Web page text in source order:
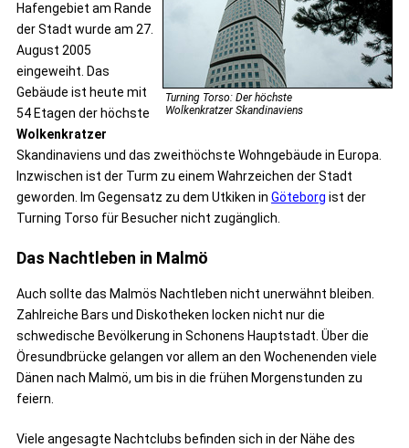
Turning Torso: Der höchste
Wolkenkratzer Skandinaviens
Hafengebiet am Rande
der Stadt wurde am 27.
August 2005
eingeweiht. Das
Gebäude ist heute mit
54 Etagen der höchste
Wolkenkratzer
Skandinaviens und das zweithöchste Wohngebäude in Europa.
Inzwischen ist der Turm zu einem Wahrzeichen der Stadt
geworden. Im Gegensatz zu dem Utkiken in Göteborg ist der
Turning Torso für Besucher nicht zugänglich.
Das Nachtleben in Malmö
Auch sollte das Malmös Nachtleben nicht unerwähnt bleiben.
Zahlreiche Bars und Diskotheken locken nicht nur die
schwedische Bevölkerung in Schonens Hauptstadt. Über die
Öresundbrücke gelangen vor allem an den Wochenenden viele
Dänen nach Malmö, um bis in die frühen Morgenstunden zu
feiern.
Viele angesagte Nachtclubs befinden sich in der Nähe des